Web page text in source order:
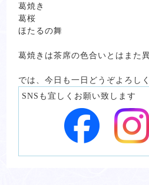
葛焼き
葛桜
ほたるの舞
葛焼きは茶席の色合いとはまた
では、今日も一日どうぞよろし
SNSも宜しくお願い致します